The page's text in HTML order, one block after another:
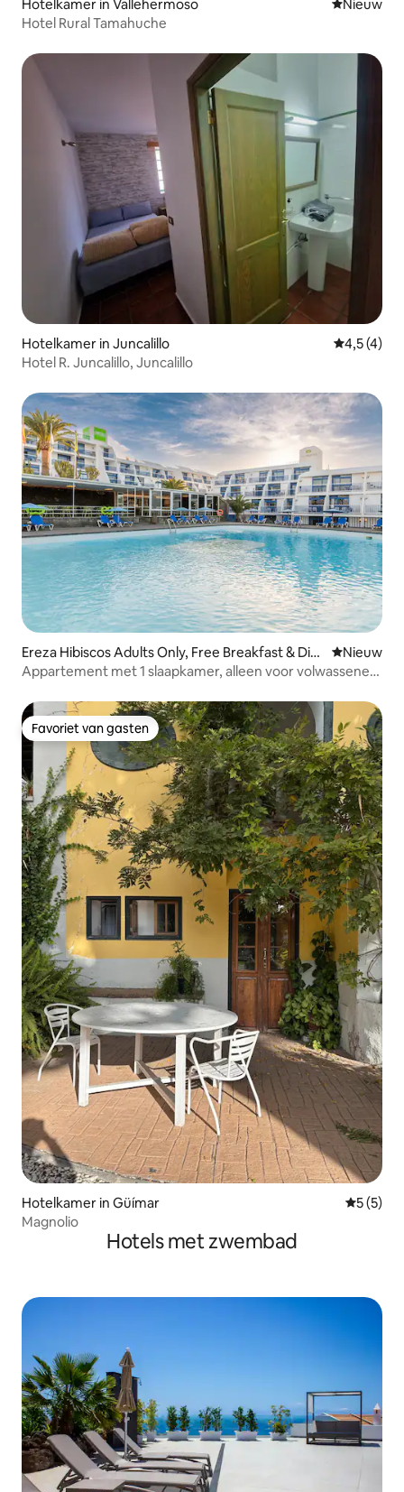
Hotelkamer in Vallehermoso Nieuwe
Nieuw
Hotel Rural Tamahuche
Hotelkamer in Juncalillo
4,5 (4)
Hotel R. Juncalillo, Juncalillo
Ereza Hibiscos Adults Only, Free Breakfast & Din
ne
Nieuwe
Nieuw
Appartement met 1 slaapkamer, alleen voor volwassenen,
Favoriet van gasten
Favoriet van gasten
Hotelkamer in Güímar
5 (5)
Magnolio
Hotels met zwembad